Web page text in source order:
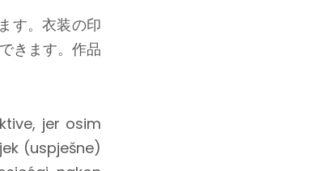
す。衣装の印
きます。作品
jer osim
(uspješne)